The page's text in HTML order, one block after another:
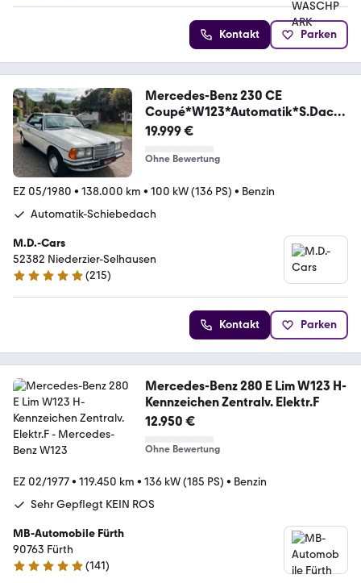
Kontakt Parken
Mercedes-Benz 230 CE
Coupé*W123*Automatik*S.Dach*
Toller Zustnd
19.999 €
Ohne Bewertung
EZ 05/1980 • 138.000 km • 100 kW (136 PS) • Benzin
Automatik-Schiebedach
M.D.-Cars
52382 Niederzier-Selhausen
4.9 Sterne
(215)
Kontakt Parken
Mercedes-Benz 280 E Lim W123 H-
Kennzeichen Zentralv. Elektr.F
12.950 €
Ohne Bewertung
EZ 02/1977• 119.450 km • 136 kW (185 PS) • Benzin
Sehr Gepflegt KEIN ROS
MB-Automobile Fürth
90763 Fürth
4.8 Sterne
(141)